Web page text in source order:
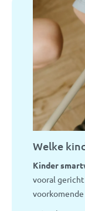
Welke
Kinder
vooral